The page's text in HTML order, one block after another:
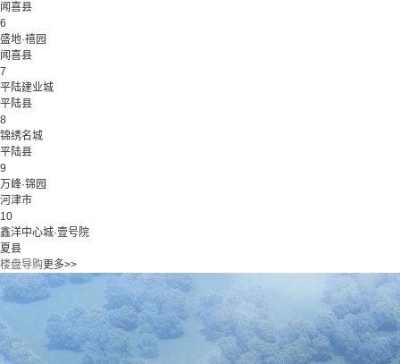
闻喜县
6
盛地·禧园
闻喜县
7
平陆建业城
平陆县
8
锦绣名城
平陆县
9
万峰·锦园
河津市
10
鑫洋中心城·壹号院
夏县
楼盘导购更多>>